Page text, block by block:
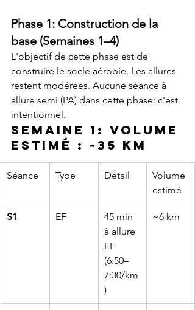
Phase 1: Construction de la
base (Semaines 1–4)
L'objectif de cette phase est de
construire le socle aérobie. Les allures
restent modérées. Aucune séance à
allure semi (PA) dans cette phase: c'est
intentionnel.
Semaine 1: Volume
estimé : ~35 km
Séance Type Détail
Volume
estimé
S1 EF
45 min
à allure
EF
(6:50–
7:30/km
)
~6 km